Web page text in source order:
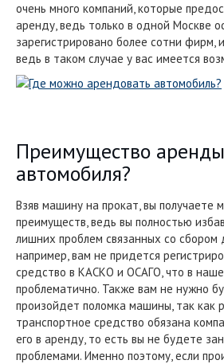
очень много компаний, которые
аренду, ведь только в одной Москве
зарегистрировано более сотни фирм,
ведь в таком случае у вас имеется
Преимущество аренды
автомобиля?
Взяв машину на прокат, вы получаете
преимуществ, ведь вы полностью
лишних проблем связанных со сбором
например, вам не придется
средство в КАСКО и ОСАГО, что в
проблематично. Также вам не нужно
произойдет поломка машины, так как
транспортное средство обязана
его в аренду, то есть вы не будете
проблемами. Именно поэтому, если